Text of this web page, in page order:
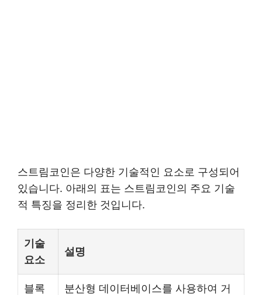
스트림코인은 다양한 기술적인 요소로 구성되어
있습니다. 아래의 표는 스트림코인의 주요 기술
적 특징을 정리한 것입니다.
기술
요소
설명
블록
분산형 데이터베이스를 사용하여 거